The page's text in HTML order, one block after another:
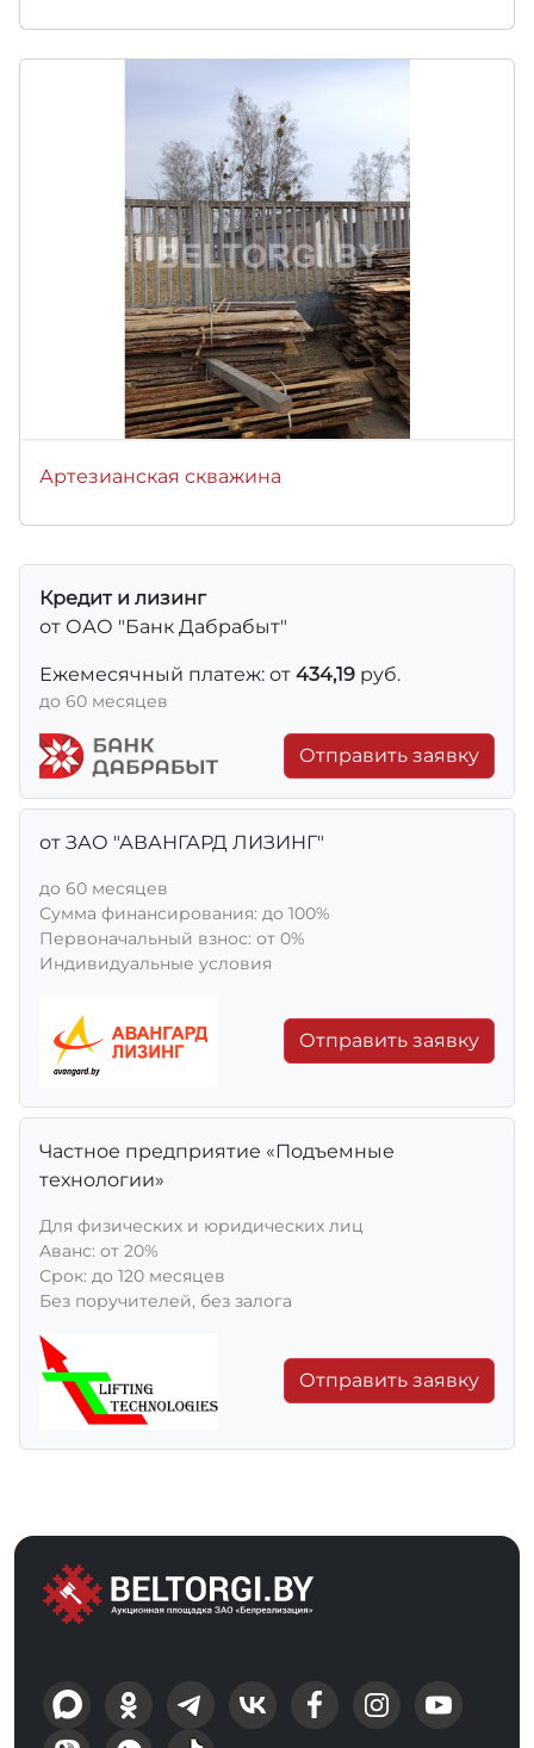
Артезианская скважина
Кредит и лизинг
от ОАО "Банк Дабрабыт"
Ежемесячный платеж: от 434,19 руб.
до 60 месяцев
Отправить заявку
от ЗАО "АВАНГАРД ЛИЗИНГ"
до 60 месяцев
Сумма финансирования: до 100%
Первоначальный взнос: от 0%
Индивидуальные условия
Отправить заявку
Частное предприятие «Подъемные
технологии»
Для физических и юридических лиц
Aванс: от 20%
Срок: до 120 месяцев
Без поручителей, без залога
Отправить заявку